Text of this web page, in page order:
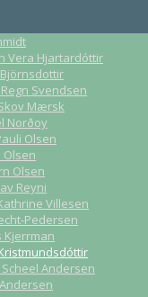
Vera Hjartardóttir
Svendsen
Mærsk
Norðoy
Olsen
Olsen
Olsen
Reyni
Villesen
Pedersen
Kjerrman
Andersen